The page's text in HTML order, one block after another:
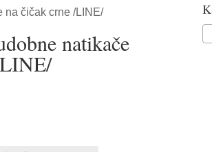
na čičak crne /LINE/
natikače